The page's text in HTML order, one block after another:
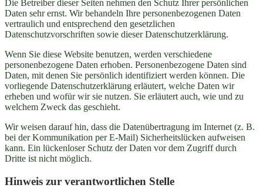
Die Betreiber dieser Seiten nehmen den Schutz Ihrer persönlichen
Daten sehr ernst. Wir behandeln Ihre personenbezogenen Daten
vertraulich und entsprechend den gesetzlichen
Datenschutzvorschriften sowie dieser Datenschutzerklärung.
Wenn Sie diese Website benutzen, werden verschiedene
personenbezogene Daten erhoben. Personenbezogene Daten sind
Daten, mit denen Sie persönlich identifiziert werden können. Die
vorliegende Datenschutzerklärung erläutert, welche Daten wir
erheben und wofür wir sie nutzen. Sie erläutert auch, wie und zu
welchem Zweck das geschieht.
Wir weisen darauf hin, dass die Datenübertragung im Internet (z. B.
bei der Kommunikation per E-Mail) Sicherheitslücken aufweisen
kann. Ein lückenloser Schutz der Daten vor dem Zugriff durch
Dritte ist nicht möglich.
Hinweis zur verantwortlichen Stelle